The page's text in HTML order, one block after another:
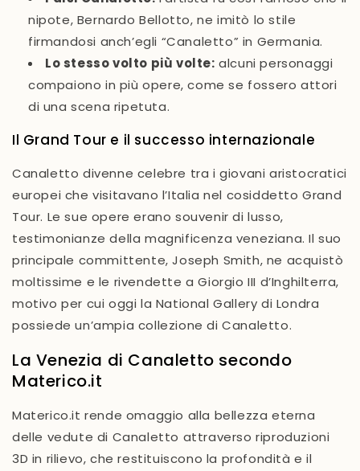
nipote, Bernardo Bellotto, ne imitò lo stile
firmandosi anch’egli “Canaletto” in Germania.
Lo stesso volto più volte: alcuni personaggi
compaiono in più opere, come se fossero attori
di una scena ripetuta.
Il Grand Tour e il successo internazionale
Canaletto divenne celebre tra i giovani aristocratici
europei che visitavano l’Italia nel cosiddettoGrand
Tour. Le sue opere eranosouvenir di lusso,
testimonianze della magnificenza veneziana. Il suo
principale committente,Joseph Smith, ne acquistò
moltissime e le rivendette aGiorgio III d’Inghilterra,
motivo per cui oggi la National Gallery di Londra
possiede un’ampia collezione di Canaletto.
La Venezia di Canaletto secondo
Materico.it
Materico.it rende omaggio alla bellezza eterna
delle vedute di Canaletto attraversoriproduzioni
3D in rilievo, che restituiscono la profondità e il